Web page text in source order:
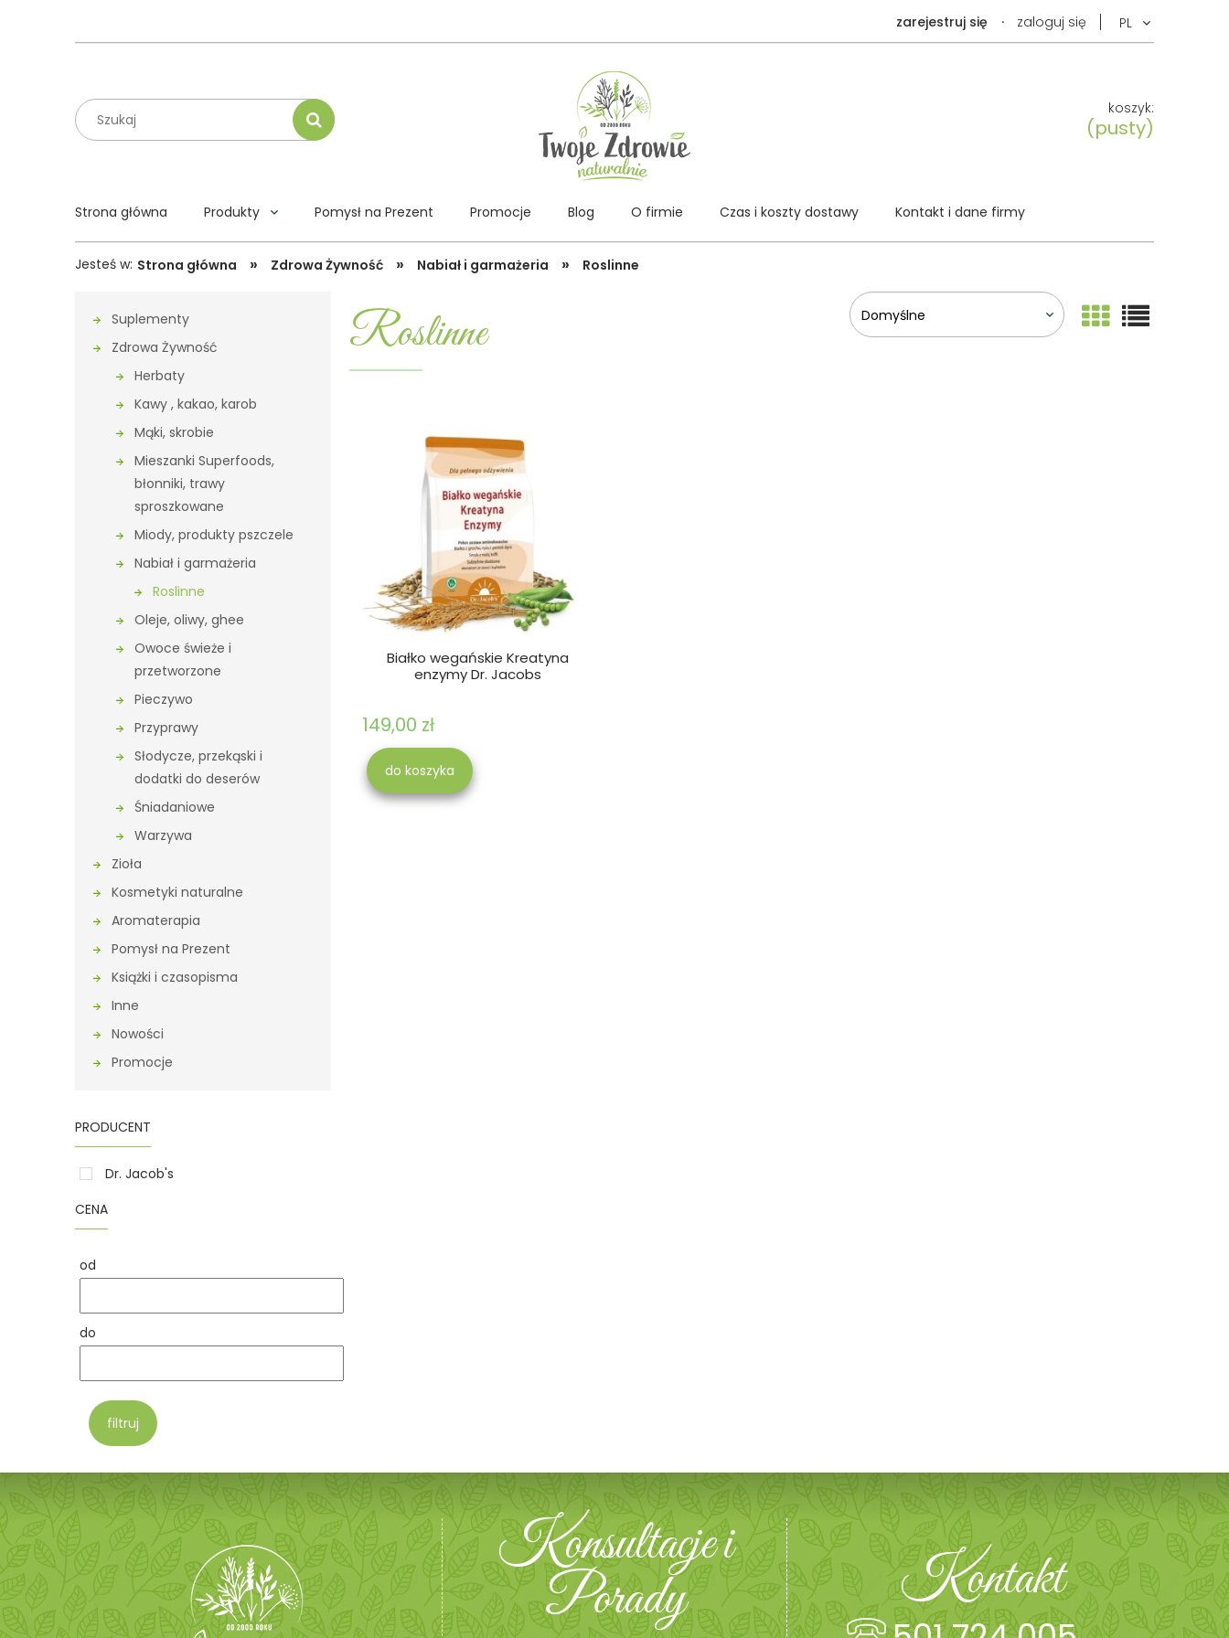
zarejestruj się zaloguj się
koszyk:
(pusty)
Strona główna Produkty Pomysł na Prezent Promocje Blog O firmie Czas i koszty dostawy Kontakt i dane firmy
Jesteś w: Strona główna » Zdrowa Żywność » Nabiał i garmażeria » Roslinne
Suplementy
Zdrowa Żywność
Herbaty
Kawy , kakao, karob
Mąki, skrobie
Mieszanki Superfoods,
błonniki, trawy
sproszkowane
Miody, produkty pszczele
Nabiał i garmażeria
Roslinne
Oleje, oliwy, ghee
Owoce świeże i
przetworzone
Pieczywo
Przyprawy
Słodycze, przekąski i
dodatki do deserów
Śniadaniowe
Warzywa
Zioła
Kosmetyki naturalne
Aromaterapia
Pomysł na Prezent
Książki i czasopisma
Inne
Nowości
Promocje
PRODUCENT
Dr. Jacob's
CENA
od
do
filtruj
Roslinne
Białko wegańskie Kreatyna
enzymy Dr. Jacobs
149,00 zł
do koszyka
Konsultacje i
Porady
Kontakt